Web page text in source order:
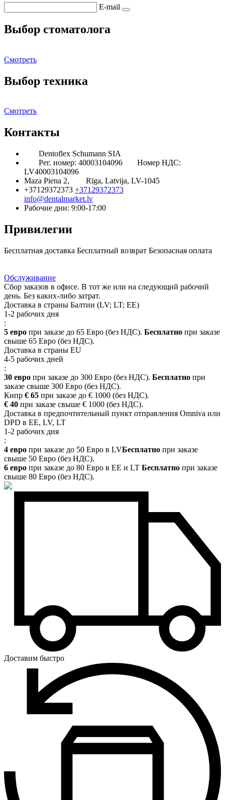
E-mail
Выбор стоматолога
Смотреть
Выбор техника
Смотреть
Контакты
Dentoflex Schumann SIA
Рег. номер: 40003104096
Номер НДС:
LV40003104096
Maza Piena 2,
Rīga, Latvija, LV-1045
+37129372373 +37129372373
info@dentalmarket.lv
Рабочие дни: 9:00-17:00
Привилегии
Бесплатная доставка Бесплатный возврат Безопасная оплата
Обслуживание
Сбор заказов в офисе. В тот же или на следующий рабочий
день. Без каких-либо затрат.
Доставка в страны Балтии (LV; LT; EE)
1-2 рабочих дня
:
5 евро при заказе до 65 Евро (без НДС). Бесплатно при заказе
свыше 65 Евро (без НДС).
Доставка в страны EU
4-5 рабочих дней
:
30 евро при заказе до 300 Евро (без НДС). Бесплатно при
заказе свыше 300 Евро (без НДС).
Кипр € 65 при заказе до € 1000 (без НДС).
€ 40 при заказе свыше € 1000 (без НДС).
Доставка в предпочтительный пункт отправления Omniva или
DPD в EE, LV, LT
1-2 рабочих дня
:
4 евро при заказе до 50 Евро в LVБесплатно при заказе
свыше 50 Евро (без НДС).
6 евро при заказе до 80 Евро в EE и LT Бесплатно при заказе
свыше 80 Евро (без НДС).
Доставим быстро